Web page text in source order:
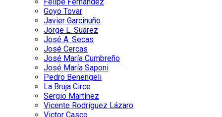
Goyo Tovar
Javier Garcinuño
Jorge L. Suárez
José A. Secas
José Cercas
José María Cumbreño
José María Saponi
Pedro Benengeli
La Bruja Circe
Sergio Martínez
Vicente Rodríguez Lázaro
Victor Casco